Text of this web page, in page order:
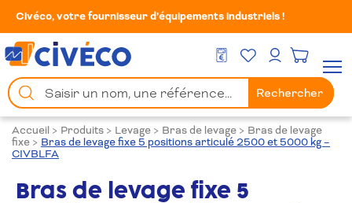
Civéco, votre fournisseur d’équipements industriels !
DEVIS GRATUIT
Mes FavorisMon compte
Chercher
un
produit
Rechercher
Accueil > Produits > Levage > Bras de levage > Bras de levage
fixe > Bras de levage fixe 5 positions articulé 2500 et 5000 kg –
CIVBLFA
Bras de levage fixe 5